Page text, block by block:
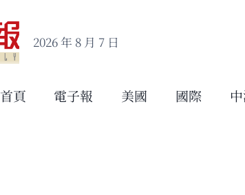
2026 年 8 月 7 日
首頁 電子報 美國 國際